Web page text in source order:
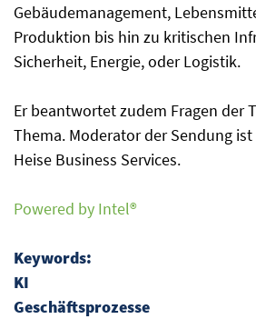
Gebäudemanagement,
Produktion bis hin zu kritischen
Sicherheit, Energie, oder Logistik.
Er beantwortet zudem Fragen der
Thema. Moderator der Sendung
Heise Business Services.
Powered by Intel®
Keywords:
KI
Geschäftsprozesse